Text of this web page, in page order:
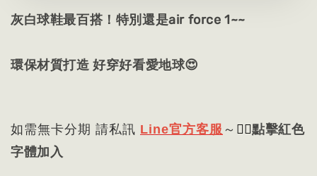
灰白球鞋最百搭！特別還是air force 1~~
環保材質打造 好穿好看愛地球😍
如需無卡分期 請私訊 Line官方客服 ～ 👈🏻點擊紅色
字體加入